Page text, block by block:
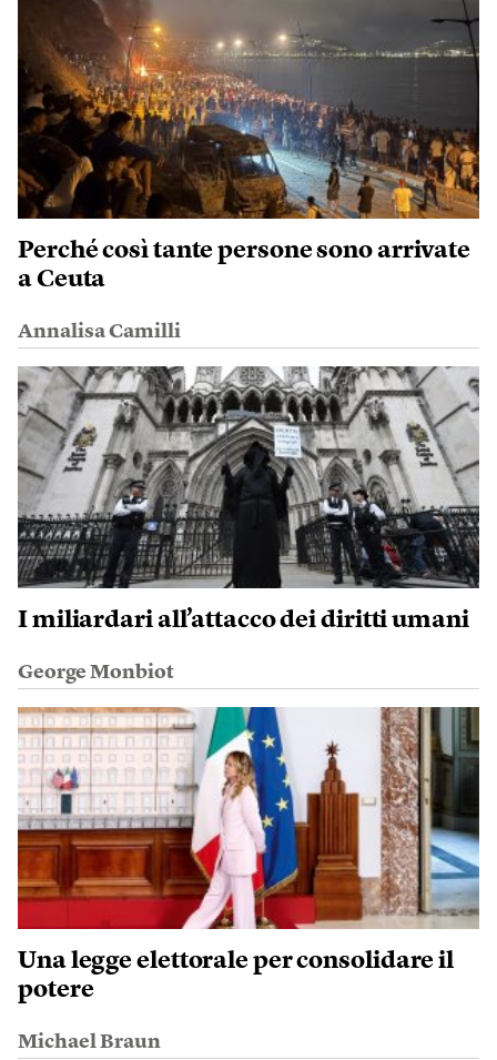
Perché così tante persone sono arrivate
a Ceuta
Annalisa Camilli
I miliardari all’attacco dei diritti umani
George Monbiot
Una legge elettorale per consolidare il
potere
Michael Braun